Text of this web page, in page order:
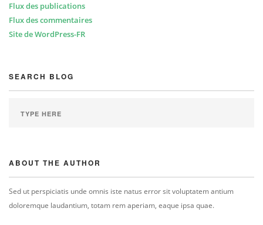
Flux des publications
Flux des commentaires
Site de WordPress-FR
SEARCH BLOG
ABOUT THE AUTHOR
Sed ut perspiciatis unde omnis iste natus error sit voluptatem antium
doloremque laudantium, totam rem aperiam, eaque ipsa quae.